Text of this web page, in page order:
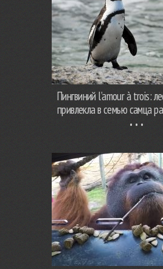
Пингвиний l’amour à trois:
привлекла в семью самца